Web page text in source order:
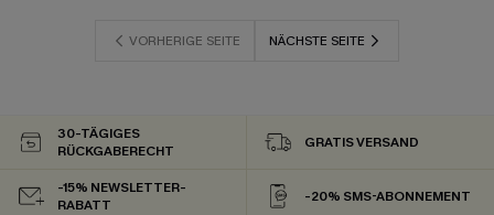
VORHERIGE SEITE NÄCHSTE SEITE
30-TÄGIGES
RÜCKGABERECHT
GRATIS VERSAND
-15% NEWSLETTER-
RABATT
-20% SMS-ABONNEMENT